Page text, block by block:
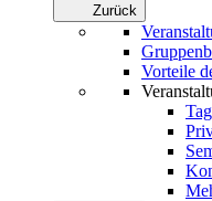
Zurück
Vorteile